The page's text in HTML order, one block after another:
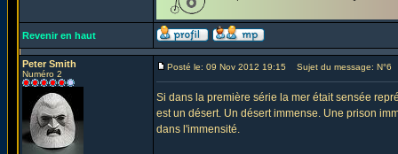
Revenir en haut
Peter Smith
Numéro 2
Posté le: 09 Nov 2012 19:15 Sujet du message: N°6
Si dans la première série la mer était sensée
est un désert. Un désert immense. Une prison
dans l'immensité.